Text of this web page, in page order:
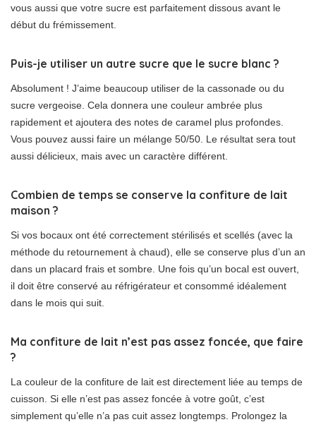
vous aussi que votre sucre est parfaitement dissous avant le
début du frémissement.
Puis-je utiliser un autre sucre que le sucre blanc ?
Absolument ! J’aime beaucoup utiliser de la cassonade ou du
sucre vergeoise. Cela donnera une couleur ambrée plus
rapidement et ajoutera des notes de caramel plus profondes.
Vous pouvez aussi faire un mélange 50/50. Le résultat sera tout
aussi délicieux, mais avec un caractère différent.
Combien de temps se conserve la confiture de lait
maison ?
Si vos bocaux ont été correctement stérilisés et scellés (avec la
méthode du retournement à chaud), elle se conserve plus d’un an
dans un placard frais et sombre. Une fois qu’un bocal est ouvert,
il doit être conservé au réfrigérateur et consommé idéalement
dans le mois qui suit.
Ma confiture de lait n’est pas assez foncée, que faire
?
La couleur de la confiture de lait est directement liée au temps de
cuisson. Si elle n’est pas assez foncée à votre goût, c’est
simplement qu’elle n’a pas cuit assez longtemps. Prolongez la